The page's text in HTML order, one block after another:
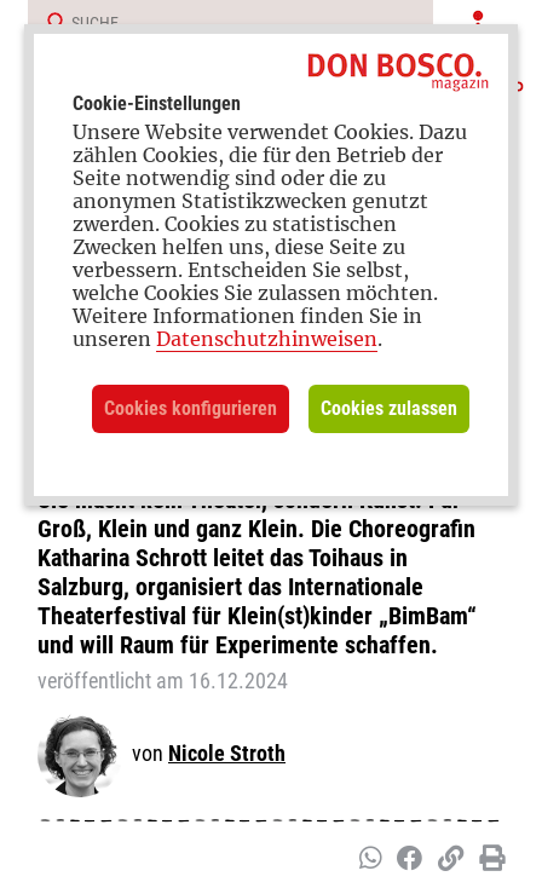
Theater für Kinder
Katharina Schrott: Leise
Künstlerin mit lauten
Botschaften
Sie macht kein Theater, sondern Kunst. Für
Groß, Klein und ganz Klein. Die Choreografin
Katharina Schrott leitet das Toihaus in
Salzburg, organisiert das Internationale
Theaterfestival für Klein(st)kinder „BimBam“
und will Raum für Experimente schaffen.
veröffentlicht am 16.12.2024
Nicole Stroth
Cookie-Einstellungen
Unsere Website verwendet Cookies. Dazu
zählen Cookies, die für den Betrieb der
Seite notwendig sind oder die zu
anonymen Statistikzwecken genutzt
zwerden. Cookies zu statistischen
Zwecken helfen uns, diese Seite zu
verbessern. Entscheiden Sie selbst,
welche Cookies Sie zulassen möchten.
Weitere Informationen finden Sie in
unseren Datenschutzhinweisen.
Cookies konfigurieren Cookies zulassen